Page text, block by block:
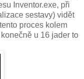
Inventor.exe, při
sestavy) vidět
proces kolem
u 16 jader to